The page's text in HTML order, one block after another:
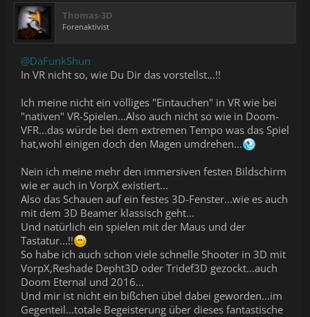
Thomas-3D
Forenaktivist
@DaFunkShun
In VR nicht so, wie Du Dir das vorstellst...!!
Ich meine nicht ein völliges "Eintauchen" in VR wie bei
"nativen" VR-Spielen...Also auch nicht so wie in Doom-
VFR...das würde bei dem extremen Tempo was das Spiel
hat,wohl einigen doch den Magen umdrehen...
Nein ich meine mehr den immersiven festen Bildschirm
wie er auch in VorpX existiert...
Also das Schauen auf ein festes 3D-Fenster...wie es auch
mit dem 3D Beamer klassisch geht...
Und natürlich ein spielen mit der Maus und der
Tastatur...!!
So habe ich auch schon viele schnelle Shooter in 3D mit
VorpX,Reshade Depht3D oder Tridef3D gezockt...auch
Doom Eternal und 2016...
Und mir ist nicht ein bißchen übel dabei geworden...im
Gegenteil...totale Begeisterung über dieses fantastische